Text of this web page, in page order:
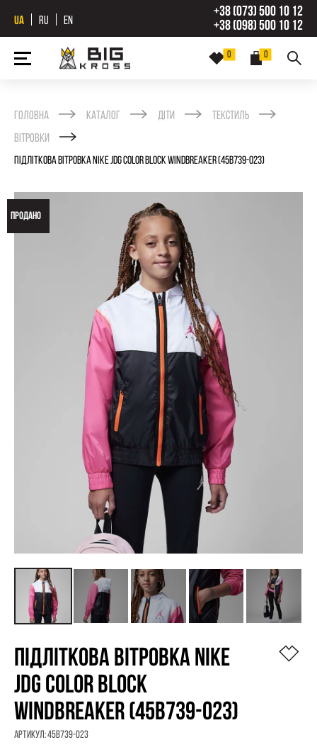
UA RU EN
+38 (073) 500 10 12
+38 (098) 500 10 12
0
0
Головна Каталог Діти
Текстиль
Вітровки
ПІДЛІТКОВА ВІТРОВКА NIKE JDG COLOR BLOCK WINDBREAKER (45B739-023)
ПРОДАНО
ПІДЛІТКОВА ВІТРОВКА NIKE
JDG COLOR BLOCK
WINDBREAKER (45B739-023)
Артикул:45B739-023